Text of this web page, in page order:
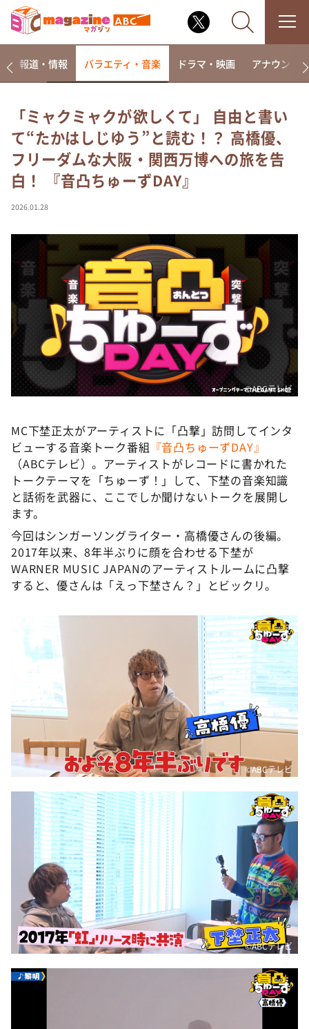
なるみ・岡村の過ぎるTV
相席食堂
これ余談なんですけど・・・
～人生密着トークバラエティ！～ やすとものいたっ
て真剣です
探偵！ナイトスクープ
news おかえり
河合＆A.B.C-Z塚田×福井アナ「なんでやねん！？」
（news おかえり）
DAIGOも台所 ～きょうの献立 何にする？～
本日はダイアンなり！シーズン２
朝だ！生です旅サラダ
教えて！ニュースライブ 正義のミカタ
新婚さんいらっしゃい！
ポツンと一軒家
ザキ山小屋本館
ぺこぱのまるスポ
アナ回覧板
報道・情報 バラエティ・音楽 ドラマ・映画 アナウンサー
「ミャクミャクが欲しくて」 自由と書い
て“たかはしじゆう”と読む！？ 高橋優、
フリーダムな大阪・関西万博への旅を告
白！ 『音凸ちゅーずDAY』
2026.01.28
©ABCテレビ
MC下埜正太がアーティストに「凸撃」訪問してインタ
ビューする音楽トーク番組 『音凸ちゅーずDAY』
（ABCテレビ）。アーティストがレコードに書かれた
トークテーマを「ちゅーず！」して、下埜の音楽知識
と話術を武器に、ここでしか聞けないトークを展開し
ます。
今回はシンガーソングライター・高橋優さんの後編。
2017年以来、8年半ぶりに顔を合わせる下埜が
WARNER MUSIC JAPANのアーティストルームに凸撃
すると、優さんは「えっ下埜さん？」とビックリ。
©ABCテレビ
©ABCテレビ